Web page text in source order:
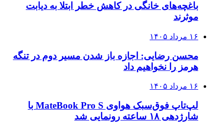
باغچه‌های خانگی در کاهش خطر ابتلا به دیابت
موثرند
۱۶ مرداد ۱۴۰۵
محسن رضایی: اجازه باز شدن مسیر دوم در تنگه
هرمز را نخواهیم داد
۱۶ مرداد ۱۴۰۵
لپ‌تاپ فوق‌سبک هواوی MateBook Pro S با
شارژدهی ۱۸ ساعته رونمایی شد